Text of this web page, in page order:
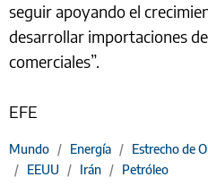
seguir apoyando el
desarrollar importaciones
comerciales”.
EFE
Mundo / Energía / Estrecho de
/ EEUU / Irán / Petróleo